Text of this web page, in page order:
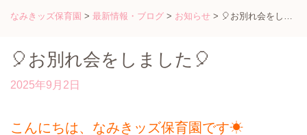
なみきッズ保育園 > 最新情報・ブログ > お知らせ > 🎈お別れ会をしました🎈
🎈お別れ会をしました🎈
2025年9月2日
こんにちは、なみきッズ保育園です☀